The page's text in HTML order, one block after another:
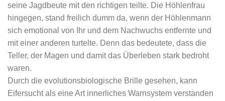
seine Jagdbeute mit den richtigen teilte. Die Höhlenfrau
hingegen, stand freilich dumm da, wenn der Höhlenmann
sich emotional von Ihr und dem Nachwuchs entfernte und
mit einer anderen turtelte. Denn das bedeutete, dass die
Teller, der Magen und damit das Überleben stark bedroht
waren.
Durch die evolutionsbiologische Brille gesehen, kann
Eifersucht als eine Art innerliches Warnsystem verstanden